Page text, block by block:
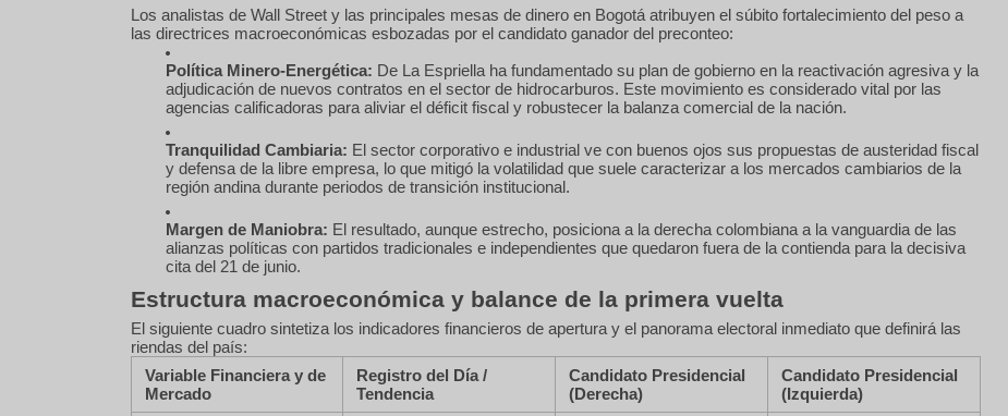
Los analistas de Wall Street y las principales mesas de dinero en Bogotá atribuyen el súbito fortalecimiento del peso a
las directrices macroeconómicas esbozadas por el candidato ganador del preconteo:
Política Minero-Energética: De La Espriella ha fundamentado su plan de gobierno en la reactivación agresiva y la
adjudicación de nuevos contratos en el sector de hidrocarburos. Este movimiento es considerado vital por las
agencias calificadoras para aliviar el déficit fiscal y robustecer la balanza comercial de la nación.
Tranquilidad Cambiaria: El sector corporativo e industrial ve con buenos ojos sus propuestas de austeridad fiscal
y defensa de la libre empresa, lo que mitigó la volatilidad que suele caracterizar a los mercados cambiarios de la
región andina durante periodos de transición institucional.
Margen de Maniobra: El resultado, aunque estrecho, posiciona a la derecha colombiana a la vanguardia de las
alianzas políticas con partidos tradicionales e independientes que quedaron fuera de la contienda para la decisiva
cita del 21 de junio.
Estructura macroeconómica y balance de la primera vuelta
El siguiente cuadro sintetiza los indicadores financieros de apertura y el panorama electoral inmediato que definirá las
riendas del país:
Variable Financiera y de
Mercado
Registro del Día /
Tendencia
Candidato Presidencial
(Derecha)
Candidato Presidencial
(Izquierda)